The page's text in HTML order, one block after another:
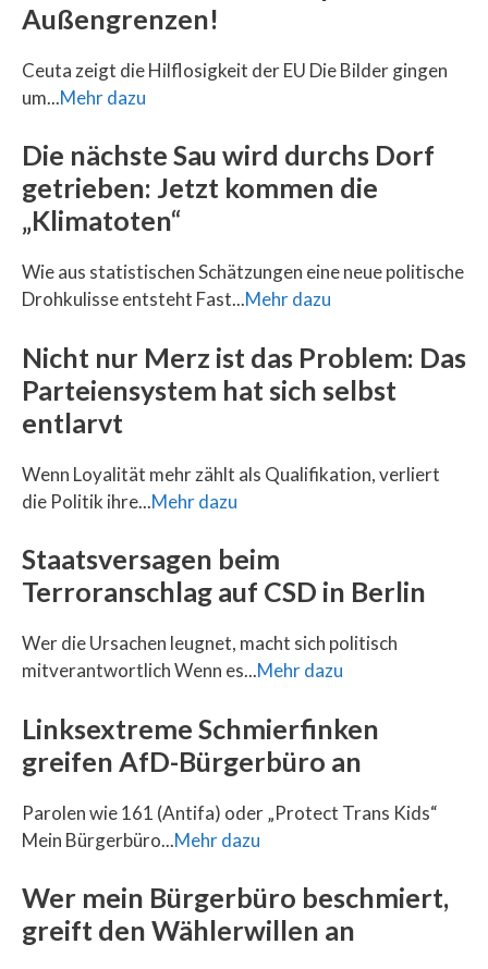
Außengrenzen!
Ceuta zeigt die Hilflosigkeit der EU Die Bilder gingen
um...Mehr dazu
Die nächste Sau wird durchs Dorf
getrieben: Jetzt kommen die
„Klimatoten“
Wie aus statistischen Schätzungen eine neue politische
Drohkulisse entsteht Fast...Mehr dazu
Nicht nur Merz ist das Problem: Das
Parteiensystem hat sich selbst
entlarvt
Wenn Loyalität mehr zählt als Qualifikation, verliert
die Politik ihre...Mehr dazu
Staatsversagen beim
Terroranschlag auf CSD in Berlin
Wer die Ursachen leugnet, macht sich politisch
mitverantwortlich Wenn es...Mehr dazu
Linksextreme Schmierfinken
greifen AfD-Bürgerbüro an
Parolen wie 161 (Antifa) oder „Protect Trans Kids“
Mein Bürgerbüro...Mehr dazu
Wer mein Bürgerbüro beschmiert,
greift den Wählerwillen an